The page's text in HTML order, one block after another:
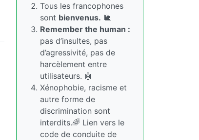
Tous les francophones
sont bienvenus. 🐌
Remember the human :
pas d’insultes, pas
d’agressivité, pas de
harcèlement entre
utilisateurs. 🤖
Xénophobie, racisme et
autre forme de
discrimination sont
interdits.🌈 Lien vers le
code de conduite de